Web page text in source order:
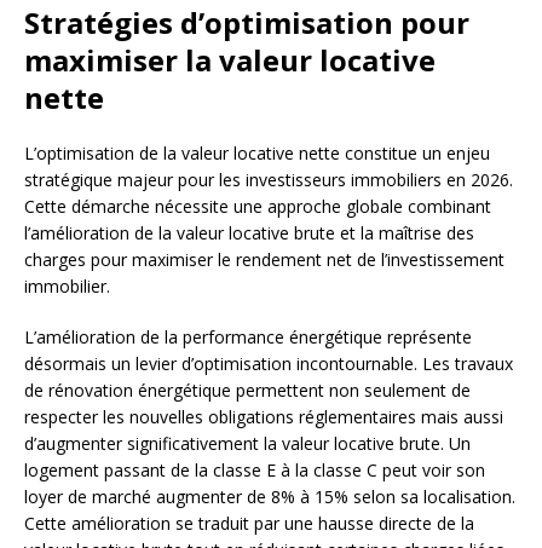
Stratégies d’optimisation pour
maximiser la valeur locative
nette
L’optimisation de la valeur locative nette constitue un enjeu
stratégique majeur pour les investisseurs immobiliers en 2026.
Cette démarche nécessite une approche globale combinant
l’amélioration de la valeur locative brute et la maîtrise des
charges pour maximiser le rendement net de l’investissement
immobilier.
L’amélioration de la performance énergétique représente
désormais un levier d’optimisation incontournable. Les travaux
de rénovation énergétique permettent non seulement de
respecter les nouvelles obligations réglementaires mais aussi
d’augmenter significativement la valeur locative brute. Un
logement passant de la classe E à la classe C peut voir son
loyer de marché augmenter de 8% à 15% selon sa localisation.
Cette amélioration se traduit par une hausse directe de la